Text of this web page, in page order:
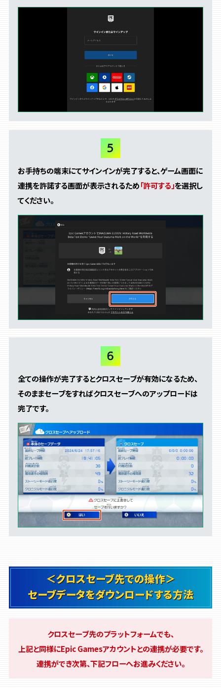
お手持ちの端末にてサインインが完了すると、ゲーム画面に
連携を許諾する画面が表示されるため「許可する」を選択し
てください。
全ての操作が完了するとクロスセーブが有効になるため、
そのままセーブをすればクロスセーブへのアップロードは
完了です。
＜クロスセーブ先での操作＞
セーブデータをダウンロードする方法
クロスセーブ先のプラットフォームでも、
上記と同様にEpic Gamesアカウントとの連携が必要です。
連携ができ次第、下記フローへお進みください。